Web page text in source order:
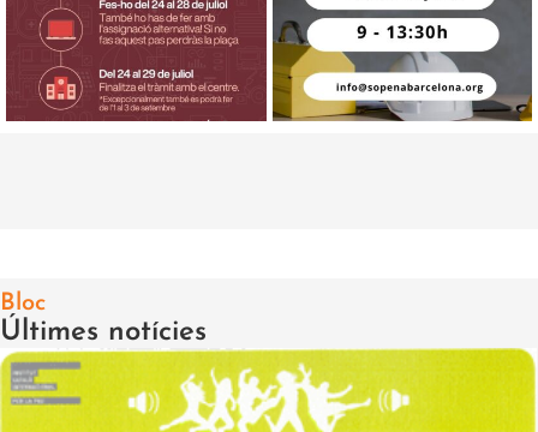
Bloc
Últimes notícies